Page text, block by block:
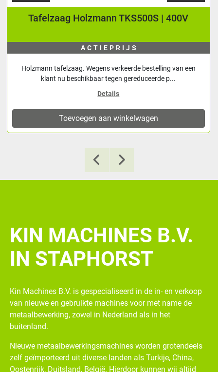
Tafelzaag Holzmann TKS500S | 400V
ACTIEPRIJS
Holzmann tafelzaag. Wegens verkeerde bestelling van een
klant nu beschikbaar tegen gereduceerde p...
Details
Toevoegen aan winkelwagen
KIN MACHINES B.V.
IN STAPHORST
Kin Machines B.V. is gespecialiseerd in de in- en verkoop
van nieuwe en gebruikte machines voor met name de
metaalbewerking, zowel in Nederland als in het
buitenland.
Nieuwe metaalbewerkingsmachines worden grotendeels
zelf geïmporteerd uit diverse landen als Turkije, China,
Oostenrijk, Duitsland, België. Hierdoor kunnen wij altijd